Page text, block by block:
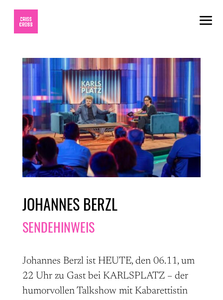
JOHANNES BERZL
SENDEHINWEIS
Johannes Berzl ist HEUTE, den 06.11, um
22 Uhr zu Gast bei KARLSPLATZ – der
humorvollen Talkshow mit Kabarettistin